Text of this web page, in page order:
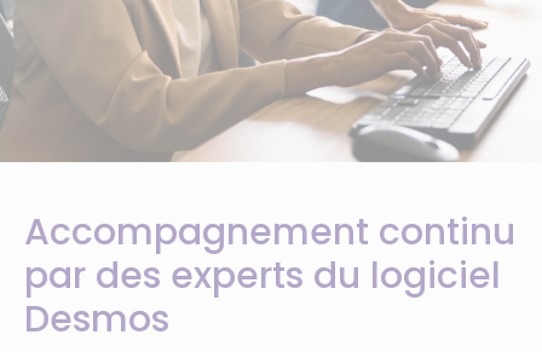
Accompagnement continu
par des experts du logiciel
Desmos